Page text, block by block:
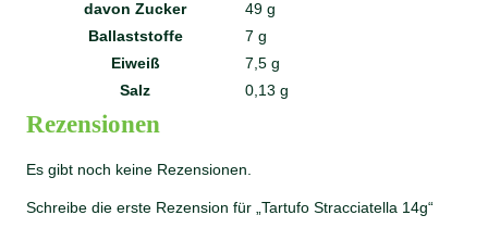
davon Zucker 49 g
Ballaststoffe
7 g
Eiweiß
7,5 g
Salz
0,13 g
Rezensionen
Es gibt noch keine Rezensionen.
Schreibe die erste Rezension für „Tartufo Stracciatella 14g“